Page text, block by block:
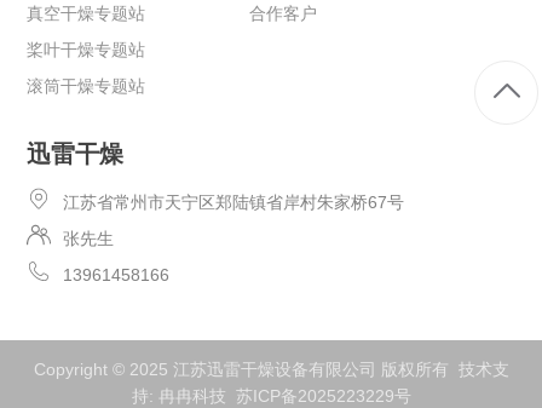
真空干燥专题站
桨叶干燥专题站
滚筒干燥专题站
合作客户
迅雷干燥
江苏省常州市天宁区郑陆镇省岸村朱家桥67号
张先生
13961458166
Copyright © 2025 江苏迅雷干燥设备有限公司 版权所有 技术支
持: 冉冉科技 苏ICP备2025223229号